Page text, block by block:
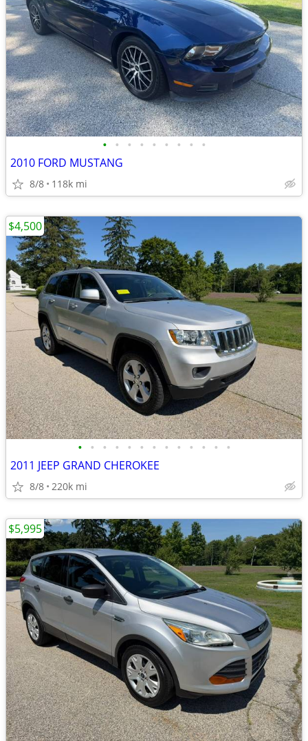
• • • • • • • • •
2010 FORD MUSTANG
8/8 118k mi
• • • • • • • • • • • • •
2011 JEEP GRAND CHEROKEE
8/8 220k mi
$4,500
$5,995